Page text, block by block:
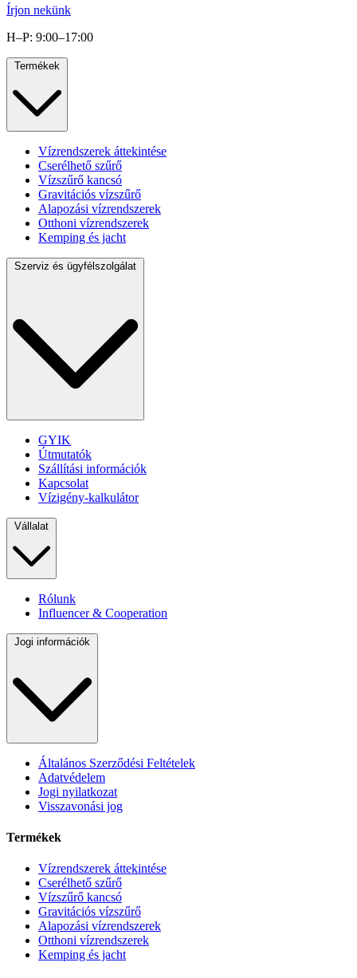
Írjon nekünk
H–P: 9:00–17:00
Termékek
Vízrendszerek áttekintése
Cserélhető szűrő
Vízszűrő kancsó
Gravitációs vízszűrő
Alapozási vízrendszerek
Otthoni vízrendszerek
Kemping és jacht
Szerviz és ügyfélszolgálat
GYIK
Útmutatók
Szállítási információk
Kapcsolat
Vízigény-kalkulátor
Vállalat
Rólunk
Influencer & Cooperation
Jogi információk
Általános Szerződési Feltételek
Adatvédelem
Jogi nyilatkozat
Visszavonási jog
Termékek
Vízrendszerek áttekintése
Cserélhető szűrő
Vízszűrő kancsó
Gravitációs vízszűrő
Alapozási vízrendszerek
Otthoni vízrendszerek
Kemping és jacht